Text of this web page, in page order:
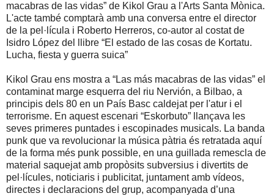
macabras de las vidas” de Kikol Grau a l'Arts Santa Mònica.
L'acte també comptarà amb una conversa entre el director
de la pel·lícula i Roberto Herreros, co-autor al costat de
Isidro López del llibre “El estado de las cosas de Kortatu.
Lucha, fiesta y guerra suica”
Kikol Grau ens mostra a “Las más macabras de las vidas” el
contaminat marge esquerra del riu Nervión, a Bilbao, a
principis dels 80 en un País Basc caldejat per l'atur i el
terrorisme. En aquest escenari “Eskorbuto” llançava les
seves primeres puntades i escopinades musicals. La banda
punk que va revolucionar la música pàtria és retratada aquí
de la forma més punk possible, en una guillada remescla de
material saquejat amb propòsits subversius i divertits de
pel·lícules, noticiaris i publicitat, juntament amb vídeos,
directes i declaracions del grup, acompanyada d’una